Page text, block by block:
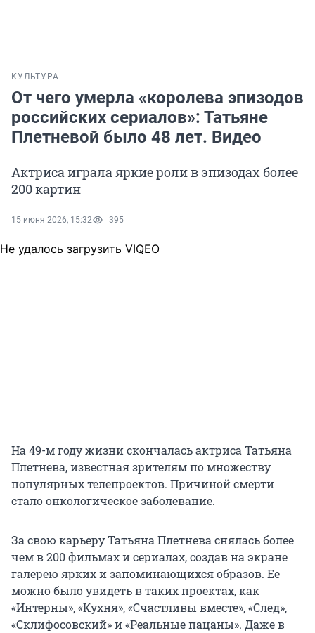
КУЛЬТУРА
От чего умерла «королева эпизодов
российских сериалов»: Татьяне
Плетневой было 48 лет. Видео
Актриса играла яркие роли в эпизодах более
200 картин
15 июня 2026, 15:32 395
Не удалось загрузить VIQEO
На 49-м году жизни скончалась актриса Татьяна
Плетнева, известная зрителям по множеству
популярных телепроектов. Причиной смерти
стало онкологическое заболевание.
За свою карьеру Татьяна Плетнева снялась более
чем в 200 фильмах и сериалах, создав на экране
галерею ярких и запоминающихся образов. Ее
можно было увидеть в таких проектах, как
«Интерны», «Кухня», «Счастливы вместе», «След»,
«Склифосовский» и «Реальные пацаны». Даже в